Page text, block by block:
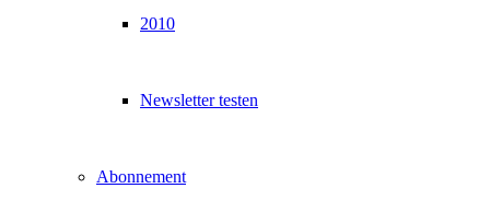
2010
Newsletter testen
Abonnement